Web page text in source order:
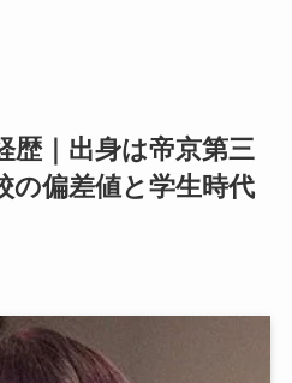
歴｜出身は帝京第三
の偏差値と学生時代